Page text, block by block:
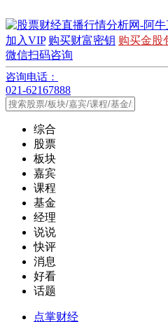
加入VIP 购买财富密钥 购买金股
微信扫码咨询
咨询电话：
021-62167888
综合
股票
板块
嘉宾
课程
基金
经理
说说
快评
消息
好看
话题
点掌财经